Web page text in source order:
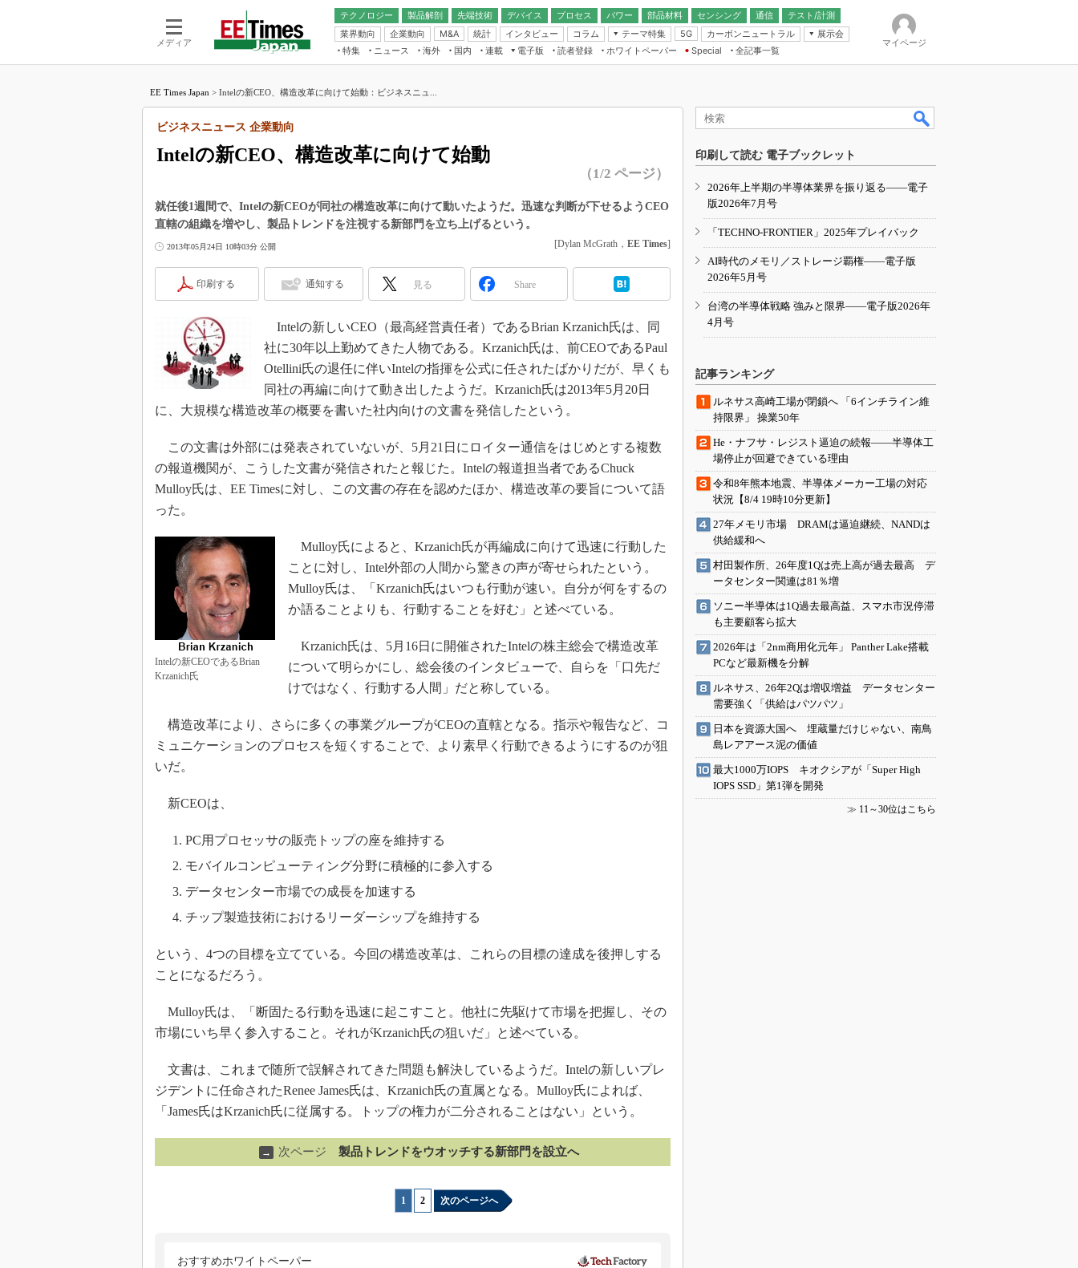
メディア
テクノロジー 製品解剖
先端技術
電池／エネルギー
デバイス
アナログ
マイコン
プロセス パワー 部品材料 センシング
通信
無線
テスト/計測
業界動向
企業動向 M&A 統計 インタビュー コラム
テーマ特集
フィジカルAI
読者調査（EE Times Research）
IoT
電源設計（EDN Japan）
エレクトロニクス入門（EDN
5G カーボンニュートラル
展示会
IoT・エッジコンピューティング
EXPO
TECHNO-FRONTIER
人とくるま展
特集 ニュース 海外 国内
連載
福田昭のデバイス通信
大山聡の業界スコープ
大原雄介のエレ・組み込みプレイバ
リタイア直前エンジニアの社会人大
学漂流記
踊るバズワード ～Behind the
Buzzword
この10年で起こったこと、次の10年
製品分解で探るアジアの新トレンド
光伝送技術を知る
“異端児エンジニア”が仕掛けた社内
改革、執念の180日
JASA発IoT通信
IHSアナリスト「未来展望」
電子版
電子ブックレット
読者登録 ホワイトペーパー
Special
全記事一覧
マイページ
EE Times Japan > Intelの新CEO、構造改革に向けて始動：ビジネスニュ...
Intelの新CEO、構造改革に向けて始動
ビジネスニュース 企業動向
（1/2 ページ）
就任後1週間で、Intelの新CEOが同社の構造改革に向けて動いたようだ。迅速な判断が下せるようCEO
直轄の組織を増やし、製品トレンドを注視する新部門を立ち上げるという。
2013年05月24日 10時03分 公開 [Dylan McGrath， EE Times]
印刷する 通知する 見る Share
Intelの新しいCEO（最高経営責任者）であるBrian Krzanich氏は、同
社に30年以上勤めてきた人物である。Krzanich氏は、前CEOであるPaul
Otellini氏の退任に伴いIntelの指揮を公式に任されたばかりだが、早くも
同社の再編に向けて動き出したようだ。Krzanich氏は2013年5月20日
に、大規模な構造改革の概要を書いた社内向けの文書を発信したという。
この文書は外部には発表されていないが、5月21日にロイター通信をはじめとする複数
の報道機関が、こうした文書が発信されたと報じた。Intelの報道担当者であるChuck
Mulloy氏は、EE Timesに対し、この文書の存在を認めたほか、構造改革の要旨について語
った。
Intelの新CEOであるBrian
Krzanich氏
Mulloy氏によると、Krzanich氏が再編成に向けて迅速に行動した
ことに対し、Intel外部の人間から驚きの声が寄せられたという。
Mulloy氏は、「Krzanich氏はいつも行動が速い。自分が何をするの
か語ることよりも、行動することを好む」と述べている。
Krzanich氏は、5月16日に開催されたIntelの株主総会で構造改革
について明らかにし、総会後のインタビューで、自らを「口先だ
けではなく、行動する人間」だと称している。
構造改革により、さらに多くの事業グループがCEOの直轄となる。指示や報告など、コ
ミュニケーションのプロセスを短くすることで、より素早く行動できるようにするのが狙
いだ。
新CEOは、
PC用プロセッサの販売トップの座を維持する
モバイルコンピューティング分野に積極的に参入する
データセンター市場での成長を加速する
チップ製造技術におけるリーダーシップを維持する
という、4つの目標を立てている。今回の構造改革は、これらの目標の達成を後押しする
ことになるだろう。
Mulloy氏は、「断固たる行動を迅速に起こすこと。他社に先駆けて市場を把握し、その
市場にいち早く参入すること。それがKrzanich氏の狙いだ」と述べている。
文書は、これまで随所で誤解されてきた問題も解決しているようだ。Intelの新しいプレ
ジデントに任命されたRenee James氏は、Krzanich氏の直属となる。Mulloy氏によれば、
「James氏はKrzanich氏に従属する。トップの権力が二分されることはない」という。
→ 次ページ 製品トレンドをウオッチする新部門を設立へ
1 2 次のページへ
おすすめホワイトペーパー
印刷して読む 電子ブックレット
2026年上半期の半導体業界を振り返る――電子
版2026年7月号
「TECHNO-FRONTIER」2025年プレイバック
AI時代のメモリ／ストレージ覇権――電子版
2026年5月号
台湾の半導体戦略 強みと限界――電子版2026年
4月号
記事ランキング
ルネサス高崎工場が閉鎖へ 「6インチライン維
持限界」 操業50年
He・ナフサ・レジスト逼迫の続報――半導体工
場停止が回避できている理由
令和8年熊本地震、半導体メーカー工場の対応
状況【8/4 19時10分更新】
27年メモリ市場 DRAMは逼迫継続、NANDは
供給緩和へ
村田製作所、26年度1Qは売上高が過去最高 デ
ータセンター関連は81％増
ソニー半導体は1Q過去最高益、スマホ市況停滞
も主要顧客ら拡大
2026年は「2nm商用化元年」 Panther Lake搭載
PCなど最新機を分解
ルネサス、26年2Qは増収増益 データセンター
需要強く「供給はパツパツ」
日本を資源大国へ 埋蔵量だけじゃない、南鳥
島レアアース泥の価値
最大1000万IOPS キオクシアが「Super High
IOPS SSD」第1弾を開発
≫ 11～30位はこちら